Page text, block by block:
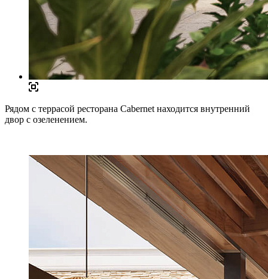
Рядом с террасой ресторана Cabernet находится внутренний
двор с озеленением.